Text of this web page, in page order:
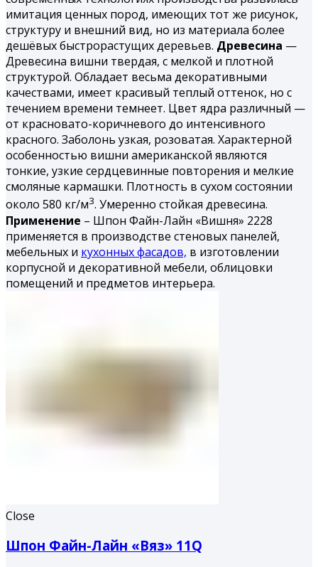
имитация ценных пород, имеющих тот же рисунок,
структуру и внешний вид, но из материала более
дешёвых быстрорастущих деревьев. Древесина —
Древесина вишни твердая, с мелкой и плотной
структурой. Обладает весьма декоративными
качествами, имеет красивый теплый оттенок, но с
течением времени темнеет. Цвет ядра различный —
от красновато-коричневого до интенсивного
красного. Заболонь узкая, розоватая. Характерной
особенностью вишни американской являются
тонкие, узкие сердцевинные повторения и мелкие
смоляные кармашки. Плотность в сухом состоянии
около 580 кг/м3. Умеренно стойкая древесина.
Применение – Шпон Файн-Лайн «Вишня» 2228
применяется в производстве стеновых панелей,
мебельных и кухонных фасадов, в изготовлении
корпусной и декоративной мебели, облицовки
помещений и предметов интерьера.
Close
Шпон Файн-Лайн «Вяз» 11Q